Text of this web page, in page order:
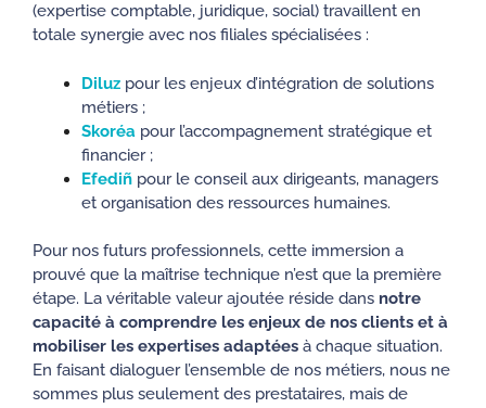
(expertise comptable, juridique, social) travaillent en
totale synergie avec nos filiales spécialisées :
Diluz pour les enjeux d’intégration de solutions
métiers ;
Skoréa pour l’accompagnement stratégique et
financier ;
Efediñ pour le conseil aux dirigeants, managers
et organisation des ressources humaines.
Pour nos futurs professionnels, cette immersion a
prouvé que la maîtrise technique n’est que la première
étape. La véritable valeur ajoutée réside dans notre
capacité à comprendre les enjeux de nos clients et à
mobiliser les expertises adaptées à chaque situation.
En faisant dialoguer l’ensemble de nos métiers, nous ne
sommes plus seulement des prestataires, mais de